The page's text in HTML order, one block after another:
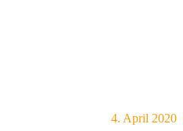
4. April 2020